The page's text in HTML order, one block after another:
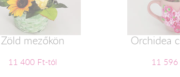
Zöld mezőkön
11 400 Ft-tól
Orchidea
11